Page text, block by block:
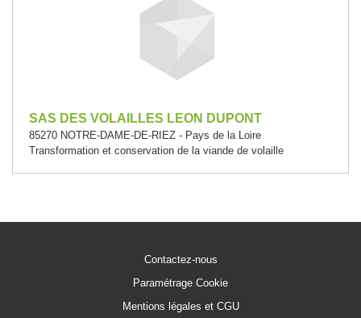
SAS DES VOLAILLES LEON DUPONT
85270 NOTRE-DAME-DE-RIEZ - Pays de la Loire
Transformation et conservation de la viande de volaille
Contactez-nous
Paramétrage Cookie
Mentions légales et CGU